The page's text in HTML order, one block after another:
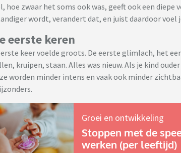
hoe zwaar het soms ook was, geeft ook een diepe
wordt, verandert dat, en juist daardoor voel
eerste keren
keer voelde groots. De eerste glimlach, het
kruipen, staan. Alles was nieuw. Als je kind
worden minder intens en vaak ook minder
Groei en ontwikkeling
Stoppen met de
werken (per leeftijd)